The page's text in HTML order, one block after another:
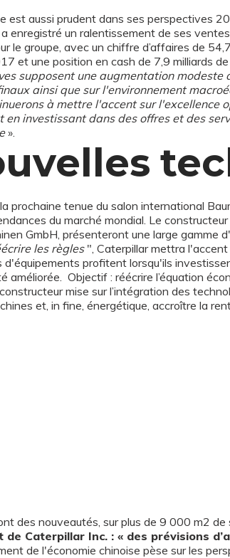
est aussi prudent dans ses perspectives
a enregistré un ralentissement de ses
le groupe, avec un chiffre d’affaires de
et une position en cash de 7,9 milliards
supposent une augmentation modeste
ainsi que sur l'environnement
à mettre l'accent sur l'excellence
en investissant dans des offres et des
».
prochaine tenue du salon international
du marché mondial. Le
GmbH, présenteront une large gamme
les règles", Caterpillar mettra
d'équipements profitent lorsqu'ils
améliorée. Objectif : réécrire l’équation
mise sur l’intégration des
et, in fine, énergétique, accroître la
des nouveautés, sur plus de 9 000 m2 de
de Caterpillar Inc. : « des prévisions
de l'économie chinoise pèse sur les